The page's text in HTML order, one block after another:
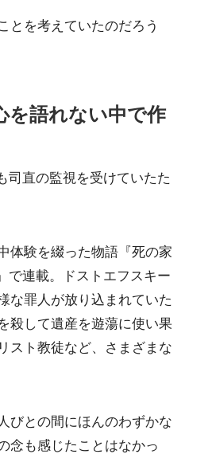
とを考えていたのだろう
を語れない中で作
司直の監視を受けていたた
体験を綴った物語『死の家
で連載。ドストエフスキー
な罪人が放り込まれていた
殺して遺産を遊蕩に使い果
スト教徒など、さまざまな
びとの間にほんのわずかな
念も感じたことはなかっ